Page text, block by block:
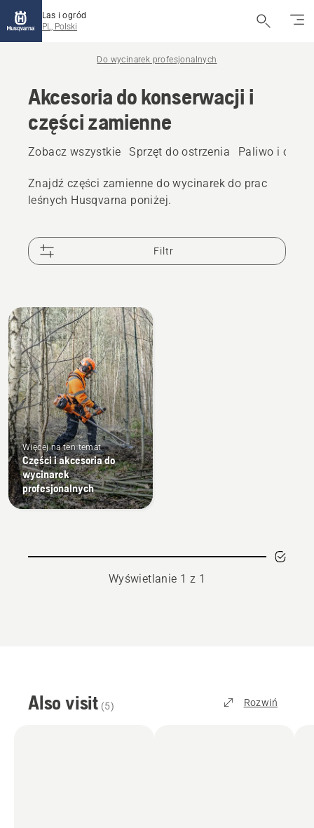
Las i ogród
PL, Polski
Do wycinarek profesjonalnych
Akcesoria do konserwacji i
części zamienne
Zobacz wszystkie Sprzęt do ostrzenia Paliwo i olej
Znajdź części zamienne do wycinarek do prac
leśnych Husqvarna poniżej.
Filtr
Wszystkie
produkty
Więcej na ten temat
Części i akcesoria do
wycinarek
profesjonalnych
Wyświetlanie 1 z 1
Also visit (5) Rozwiń